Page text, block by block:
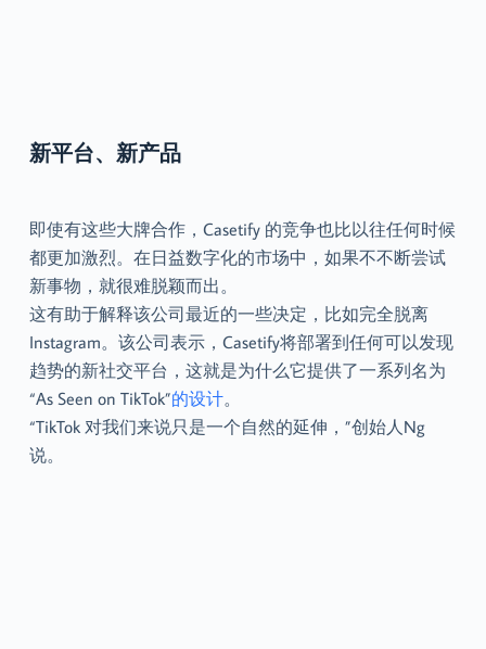
新平台、新产品
即使有这些大牌合作，Casetify 的竞争也比以往任何时候
都更加激烈。在日益数字化的市场中，如果不不断尝试
新事物，就很难脱颖而出。
这有助于解释该公司最近的一些决定，比如完全脱离
Instagram。该公司表示，Casetify将部署到任何可以发现
趋势的新社交平台，这就是为什么它提供了一系列名为
“As Seen on TikTok”的设计。
“TikTok 对我们来说只是一个自然的延伸，”创始人Ng
说。